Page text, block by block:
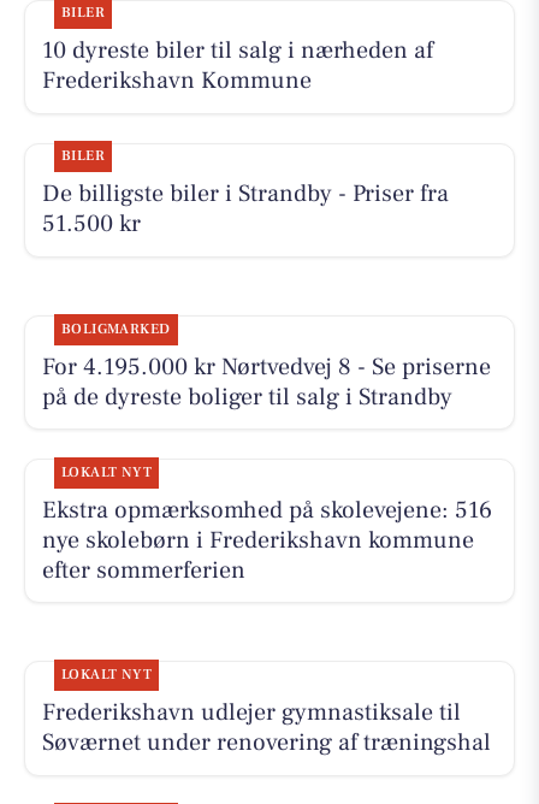
BILER
10 dyreste biler til salg i nærheden af
Frederikshavn Kommune
BILER
De billigste biler i Strandby - Priser fra
51.500 kr
BOLIGMARKED
For 4.195.000 kr Nørtvedvej 8 - Se priserne
på de dyreste boliger til salg i Strandby
LOKALT NYT
Ekstra opmærksomhed på skolevejene: 516
nye skolebørn i Frederikshavn kommune
efter sommerferien
LOKALT NYT
Frederikshavn udlejer gymnastiksale til
Søværnet under renovering af træningshal